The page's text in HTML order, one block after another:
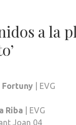
a la
Fortuny | EVG
Riba | EVG